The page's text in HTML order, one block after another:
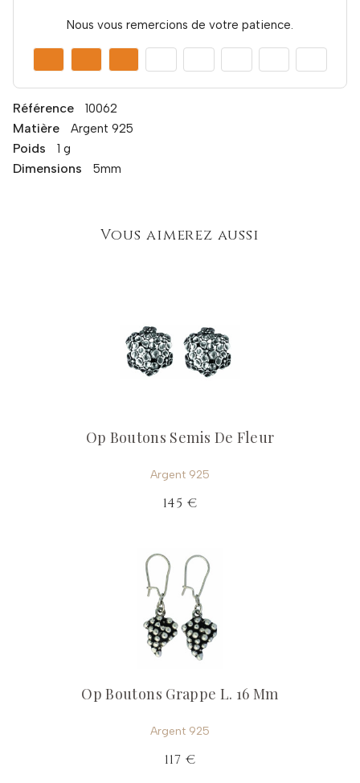
Nous vous remercions de votre patience.
Référence 10062
Matière Argent 925
Poids 1 g
Dimensions 5mm
Vous aimerez aussi
Op Boutons Semis De Fleur
Argent 925
145 €
Op Boutons Grappe L. 16 Mm
Argent 925
117 €